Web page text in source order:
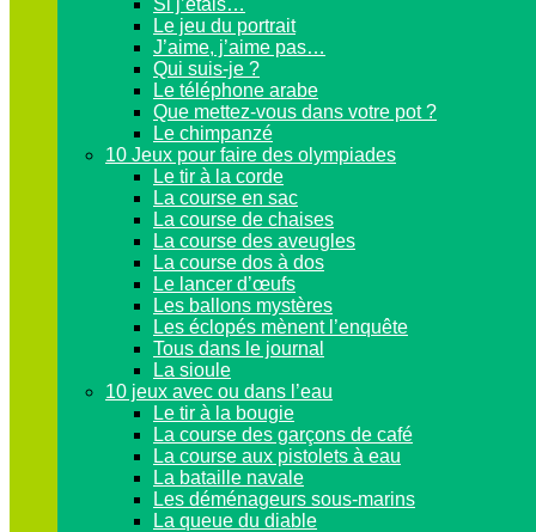
Le jeu du portrait
J’aime, j’aime pas…
Qui suis-je ?
Le téléphone arabe
Que mettez-vous dans votre pot ?
Le chimpanzé
10 Jeux pour faire des olympiades
Le tir à la corde
La course en sac
La course de chaises
La course des aveugles
La course dos à dos
Le lancer d’œufs
Les ballons mystères
Les éclopés mènent l’enquête
Tous dans le journal
La sioule
10 jeux avec ou dans l’eau
Le tir à la bougie
La course des garçons de café
La course aux pistolets à eau
La bataille navale
Les déménageurs sous-marins
La queue du diable